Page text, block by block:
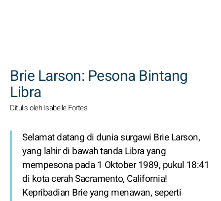
Brie Larson: Pesona Bintang
Libra
Ditulis oleh Isabelle Fortes
Selamat datang di dunia surgawi Brie Larson,
yang lahir di bawah tanda Libra yang
mempesona pada 1 Oktober 1989, pukul 18:41
di kota cerah Sacramento, California!
Kepribadian Brie yang menawan, seperti